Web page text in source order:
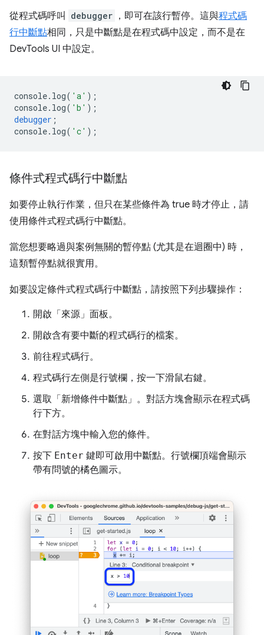
從程式碼呼叫 debugger ，即可在該行暫停。這與程式碼
行中斷點相同，只是中斷點是在程式碼中設定，而不是在
DevTools UI 中設定。
console. log( 'a' );
console. log( 'b' );
debugger ;
console. log( 'c' );
條件式程式碼行中斷點
如要停止執行作業，但只在某些條件為 true 時才停止，請
使用條件式程式碼行中斷點。
當您想要略過與案例無關的暫停點 (尤其是在迴圈中) 時，
這類暫停點就很實用。
如要設定條件式程式碼行中斷點，請按照下列步驟操作：
開啟「來源」 面板。
開啟含有要中斷的程式碼行的檔案。
前往程式碼行。
程式碼行左側是行號欄，按一下滑鼠右鍵。
選取「新增條件中斷點」 。對話方塊會顯示在程式碼
行下方。
在對話方塊中輸入您的條件。
按下 Enter 鍵即可啟用中斷點。行號欄頂端會顯示
帶有問號的橘色圖示。